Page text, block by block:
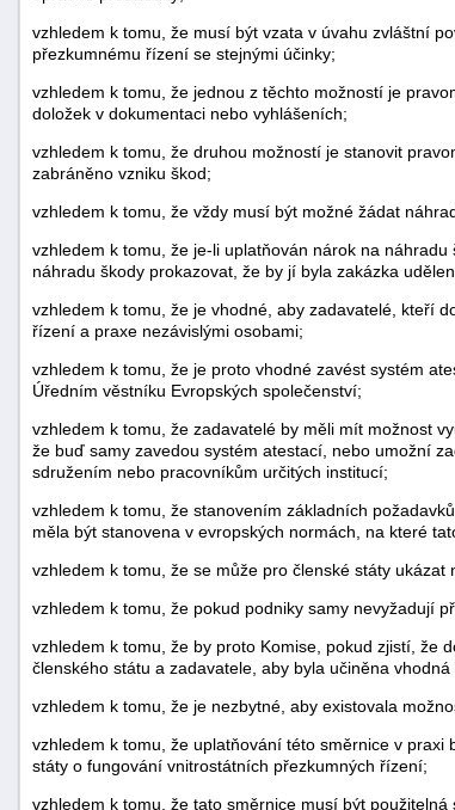
vzhledem k tomu, že musí být vzata v úvahu zvláštní
přezkumnému řízení se stejnými účinky;
vzhledem k tomu, že jednou z těchto možností je
doložek v dokumentaci nebo vyhlášeních;
vzhledem k tomu, že druhou možností je stanovit
zabráněno vzniku škod;
vzhledem k tomu, že vždy musí být možné žádat
vzhledem k tomu, že je-li uplatňován nárok na
náhradu škody prokazovat, že by jí byla zakázka
vzhledem k tomu, že je vhodné, aby zadavatelé, kteří
řízení a praxe nezávislými osobami;
vzhledem k tomu, že je proto vhodné zavést systém
Úředním věstníku Evropských společenství;
vzhledem k tomu, že zadavatelé by měli mít možnost
že buď samy zavedou systém atestací, nebo umožní
sdružením nebo pracovníkům určitých institucí;
vzhledem k tomu, že stanovením základních
měla být stanovena v evropských normách, na které
vzhledem k tomu, že se může pro členské státy
vzhledem k tomu, že pokud podniky samy nevyžadují
vzhledem k tomu, že by proto Komise, pokud zjistí, že
členského státu a zadavatele, aby byla učiněna
vzhledem k tomu, že je nezbytné, aby existovala
vzhledem k tomu, že uplatňování této směrnice v
státy o fungování vnitrostátních přezkumných řízení;
vzhledem k tomu, že tato směrnice musí být